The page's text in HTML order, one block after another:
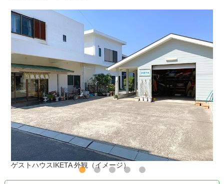
ゲストハウスIKETA 外観（イメージ）